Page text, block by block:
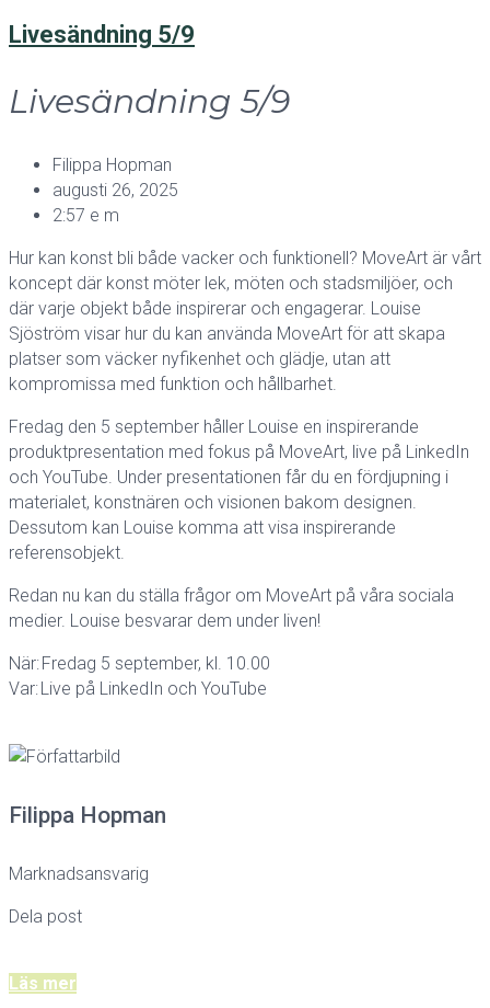
Livesändning 5/9
Livesändning 5/9
Filippa Hopman
augusti 26, 2025
2:57 e m
Hur kan konst bli både vacker och funktionell? MoveArt är vårt
koncept där konst möter lek, möten och stadsmiljöer, och
där varje objekt både inspirerar och engagerar. Louise
Sjöström visar hur du kan använda MoveArt för att skapa
platser som väcker nyfikenhet och glädje, utan att
kompromissa med funktion och hållbarhet.
Fredag den 5 september håller Louise en inspirerande
produktpresentation med fokus på MoveArt, live på LinkedIn
och YouTube. Under presentationen får du en fördjupning i
materialet, konstnären och visionen bakom designen.
Dessutom kan Louise komma att visa inspirerande
referensobjekt.
Redan nu kan du ställa frågor om MoveArt på våra sociala
medier. Louise besvarar dem under liven!
När: Fredag 5 september, kl. 10.00
Var: Live på LinkedIn och YouTube
Filippa Hopman
Marknadsansvarig
Dela post
Läs mer